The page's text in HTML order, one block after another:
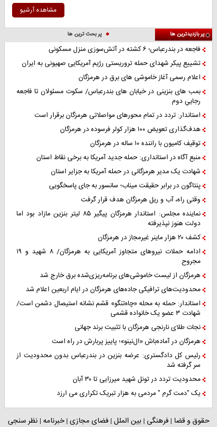
مشاهده آرشیو
پر بازدیدترین ها پر بحث ترین ها
فاجعه در بندرعباس؛ ۶ کشته در آتش‌سوزی منزل مسکونی
تشییع پیکر شهدای حمله تروریستی رژیم آمریکایی صهیونی به ایران
اعلام رسمی آغاز خاموشی های برق در هرمزگان
بمب های بنزینی در خیابان های بندرعباس/ سکوت مسئولان تا فاجعه
رجاییِ دوم
استاندار: تردد در تمام محورهای مواصلاتی هرمزگان برقرار است
هدف‌گذاری تعویض ۱۰۰ هزار کولر فرسوده در هرمزگان
توقیف کامیون با راننده ۱۰ ساله در هرمزگان
منبع آگاه در استانداری: حمله جدید آمریکا به برخی نقاط استان
شهادت یک مدیر هرمزگانی در حمله آمریکا به جزایر استان
پنتاگون در برابر حقیقت میناب؛ سانسور به جای پاسخگویی
وقتی راه، آب و ریل هرمزگان هدف قرار گرفت
نماینده مجلس: استاندار هرمزگان پیگیر ۸۵ لیتر بنزین مازاد بود اما
دولت هنوز نپذیرفته
کشف ۲۰ هزار ماینر غیرمجاز در هرمزگان
ادامه حملات نیروهای متجاوز آمریکایی به هرمزگان/ ۸ شهید و ۱۹
مجروح
هرمزگان از لیست خاموشی‌های برنامه‌ریزی‌شده برق خارج شد
محدودیت‌های ترافیکی جاده‌های هرمزگان در ایام اربعین اعلام شد
استاندار: حمله به محله «چاه‌تنگو» قشم نشانه استیصال دشمن است/
شهادت ۳ عضو یک خانواده قشمی
نجات طلای نارنجی هرمزگان با تثبیت برند جهانی
هرمزگان در آماده‌باش «ال‌نینو»؛ پاییز پربارش در راه است
رئیس کل دادگستری: عرضه بنزین در بندرعباس بدون محدودیت از
سر گرفته شد
محدودیت تردد در تونل شهید میرزایی تا ۳۰ آبان
یک "دمت گرم " مردمی به هزار تبریک تکراری می ارزد
حقوق و قضا |فرهنگی | بین الملل |فضای مجازی |خبرنامه | نظر سنجی